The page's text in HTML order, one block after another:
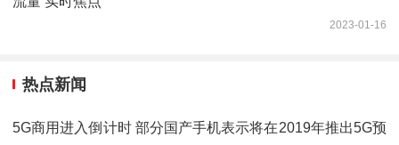
2023-01-16
热点新闻
5G商用进入倒计时 部分国产手机表示将在2019年推出5G预